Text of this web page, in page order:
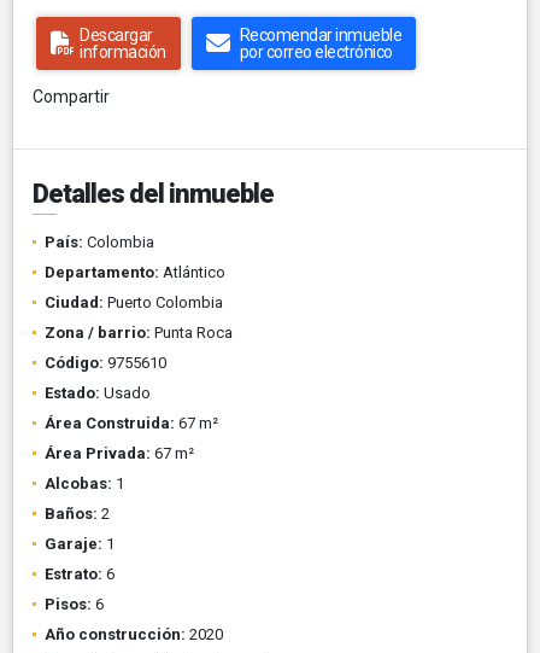
Descargar
información
Recomendar inmueble
por correo electrónico
Compartir
Detalles del inmueble
País: Colombia
Departamento: Atlántico
Ciudad: Puerto Colombia
Zona / barrio: Punta Roca
Código: 9755610
Estado: Usado
Área Construida: 67 m²
Área Privada: 67 m²
Alcobas: 1
Baños: 2
Garaje: 1
Estrato: 6
Pisos: 6
Año construcción: 2020